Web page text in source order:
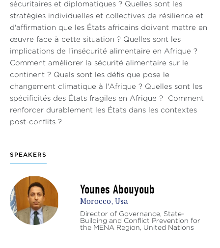
sécuritaires et diplomatiques ? Quelles sont les
stratégies individuelles et collectives de résilience et
d'affirmation que les États africains doivent mettre en
œuvre face à cette situation ? Quelles sont les
implications de l'insécurité alimentaire en Afrique ?
Comment améliorer la sécurité alimentaire sur le
continent ? Quels sont les défis que pose le
changement climatique à l'Afrique ? Quelles sont les
spécificités des États fragiles en Afrique ? Comment
renforcer durablement les États dans les contextes
post-conflits ?
SPEAKERS
Younes Abouyoub
Morocco, Usa
Director of Governance, State-
Building and Conflict Prevention for
the MENA Region, United Nations